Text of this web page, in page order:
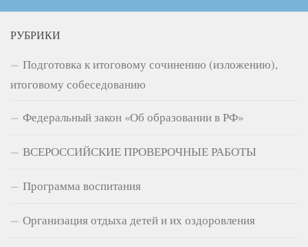
РУБРИКИ
Подготовка к итоговому сочинению (изложению),
итоговому собеседованию
Федеральный закон «Об образовании в РФ»
ВСЕРОССИЙСКИЕ ПРОВЕРОЧНЫЕ РАБОТЫ
Программа воспитания
Организация отдыха детей и их оздоровления